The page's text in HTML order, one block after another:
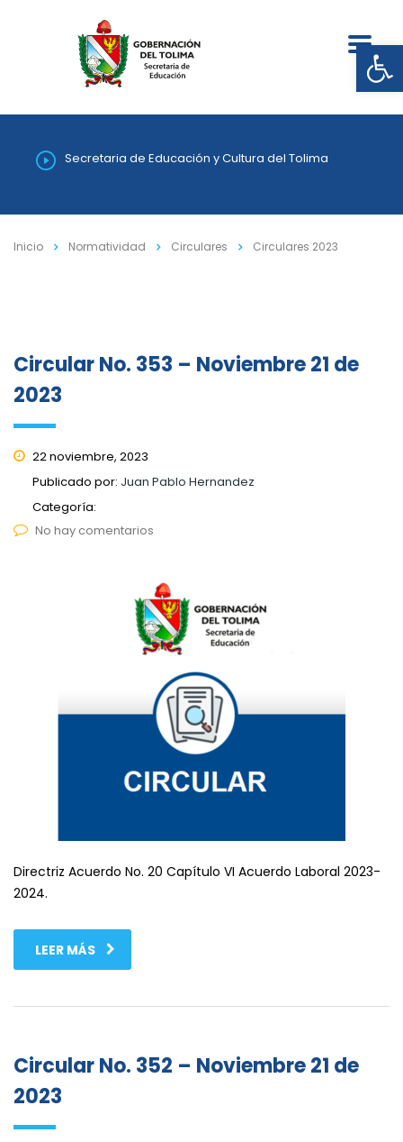
Secretaria de Educación y Cultura del Tolima
Inicio Normatividad Circulares Circulares 2023
Circular No. 353 – Noviembre 21 de
2023
22 noviembre, 2023
Publicado por: Juan Pablo Hernandez
Categoría:
No hay comentarios
Directriz Acuerdo No. 20 Capítulo VI Acuerdo Laboral 2023-
2024.
LEER MÁS
Circular No. 352 – Noviembre 21 de
2023